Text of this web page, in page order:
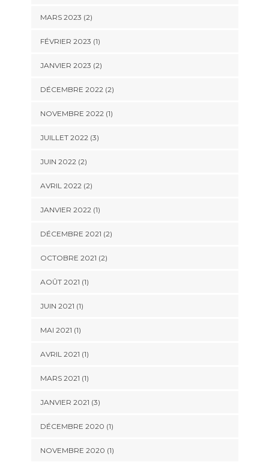
MARS 2023 (2)
FÉVRIER 2023 (1)
JANVIER 2023 (2)
DÉCEMBRE 2022(2)
NOVEMBRE 2022(1)
JUILLET 2022(3)
JUIN 2022(2)
AVRIL 2022(2)
JANVIER 2022(1)
DÉCEMBRE 2021 (2)
OCTOBRE 2021 (2)
AOÛT 2021 (1)
JUIN 2021 (1)
MAI 2021 (1)
AVRIL 2021 (1)
MARS 2021 (1)
JANVIER 2021 (3)
DÉCEMBRE 2020 (1)
NOVEMBRE 2020 (1)